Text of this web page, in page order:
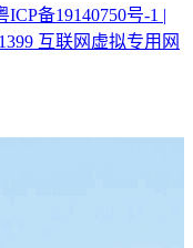
ICP备19140750号-1 |
互联网虚拟专用网